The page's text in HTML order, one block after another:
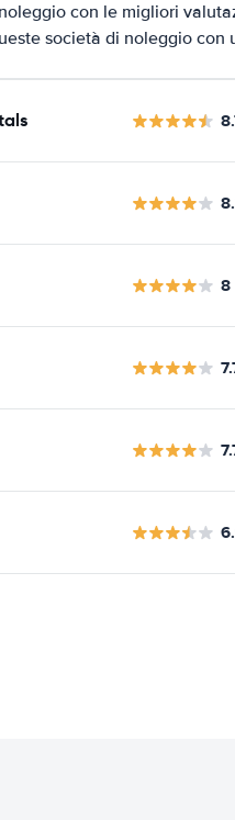
con le migliori
società di noleggio con
8